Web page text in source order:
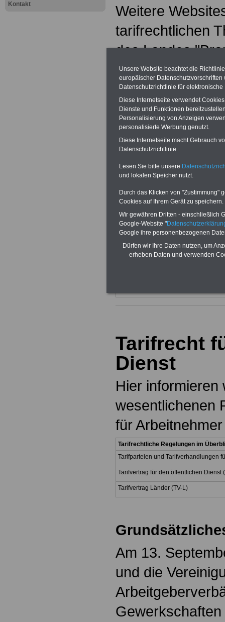
Kontakt
Weitere
tarifrechtlichen
des Landes
Informationen:
Tarifrecht:
Tarifverträge im
Rund ums geld
www.rund-
dienst.de
Neu aufgelegt: Oktober
Tarifrecht
Dienst
Hier informieren
wesentlichenen
für
Tarifrechtliche Regelungen im
Tarifparteien und Tarifverhandlungen
Tarifvertrag für den öffentlichen Dienst
Tarifvertrag Länder (TV-L)
Am 13.
und die
Gewerkschaften
Unsere Website beachtet die
europäischer
Datenschutzrichtlinie für
Diese Internetseite verwendet
Dienste und Funktionen
Personalisierung von Anzeigen
personalisierte Werbung genutzt.
Diese Internetseite macht Gebrauch
Datenschutzrichtlinie.
Lesen Sie bitte unsere
und lokalen Speicher nutzt.
Durch das Klicken von "Zustimmung"
Cookies auf Ihrem Gerät zu speichern.
Wir gewähren Dritten - einschließlich
Google-Website "
Google ihre personenbezogenen
Dürfen wir Ihre Daten nutzen, um
erheben Daten und verwenden